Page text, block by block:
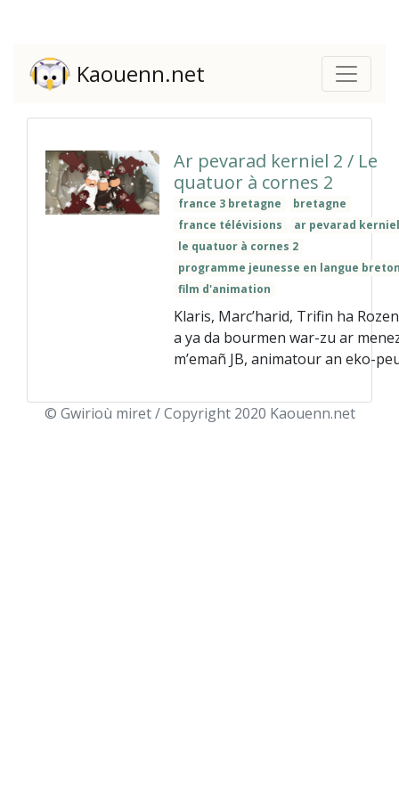
Kaouenn.net
Ar pevarad kerniel 2 / Le
quatuor à cornes 2
france 3 bretagne
bretagne
france télévisions
ar pevarad
le quatuor à cornes 2
programme jeunesse en langue
film d'animation
Klaris, Marc’harid, Trifin ha
a ya da bourmen war-zu ar
m’emañ JB, animatour an eko-
© Gwirioù miret / Copyright 2020 Kaouenn.net